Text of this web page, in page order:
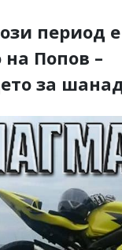
период е
Попов –
за